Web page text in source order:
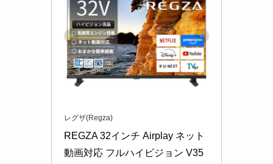
レグザ(Regza)
REGZA 32インチ Airplay ネット
動画対応 フルハイビジョン V35